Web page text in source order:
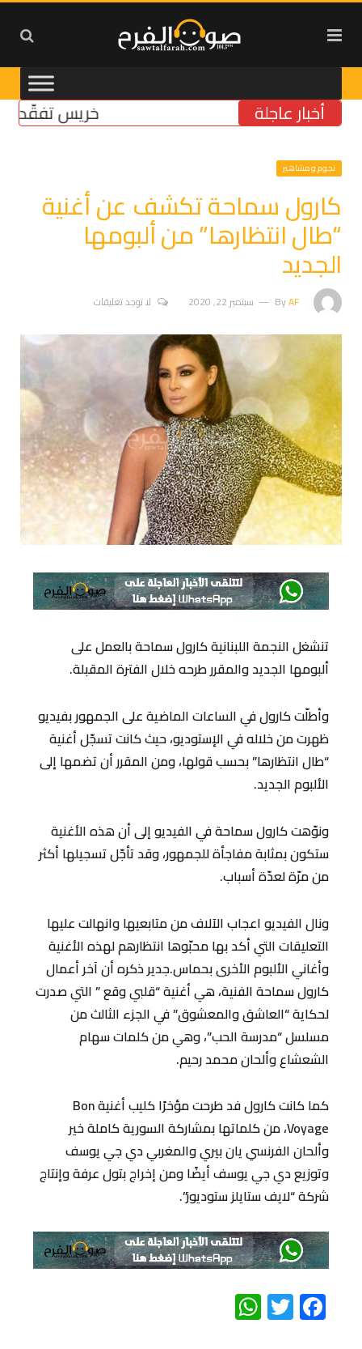
أخبار عاجلة خريس تفقّد مركز
نجوم ومشاهير
كارول سماحة تكشف عن أغنية
“طال انتظارها” من ألبومها
الجديد
ByAF سبتمبر 22, 2020 لا توجد تعليقات
تنشغل النجمة اللبنانية كارول سماحة بالعمل على
ألبومها الجديد والمقرر طرحه خلال الفترة المقبلة.
وأطلّت كارول في الساعات الماضية على الجمهور بفيديو
ظهرت من خلاله في الإستوديو، حيث كانت تسجّل أغنية
“طال انتظارها” بحسب قولها، ومن المقرر أن تضمها إلى
الألبوم الجديد.
ونوّهت كارول سماحة في الفيديو إلى أن هذه الأغنية
ستكون بمثابة مفاجأة للجمهور، وقد تأجّل تسجيلها أكثر
من مرّة لعدّة أسباب.
ونال الفيديو اعجاب الآلاف من متابعيها وانهالت عليها
التعليقات التي أكد بها محبّوها انتظارهم لهذه الأغنية
وأغاني الألبوم الأخرى بحماس.جدير ذكره أن آخر أعمال
كارول سماحة الفنية، هي أغنية “قلبي وقع ” التي صدرت
لحكاية “العاشق والمعشوق” في الجزء الثالث من
مسلسل “مدرسة الحب”، وهي من كلمات سهام
الشعشاع وألحان محمد رحيم.
كما كانت كارول فد طرحت مؤخرًا كليب أغنية Bon
Voyage، من كلماتها بمشاركة السورية كاملة خير
وألحان الفرنسي يان بيري والمغربي دي جي يوسف
وتوزيع دي جي يوسف أيضًا ومن إخراج بتول عرفة وإنتاج
شركة “لايف ستايلز ستوديوز”.
Facebook
Twitter
WhatsApp